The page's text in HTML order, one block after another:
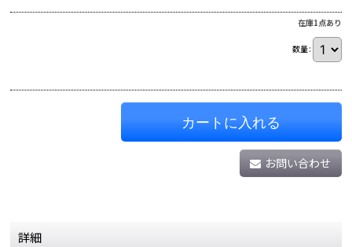
在庫1点あり
数量:
カートに入れる
お問い合わせ
詳細